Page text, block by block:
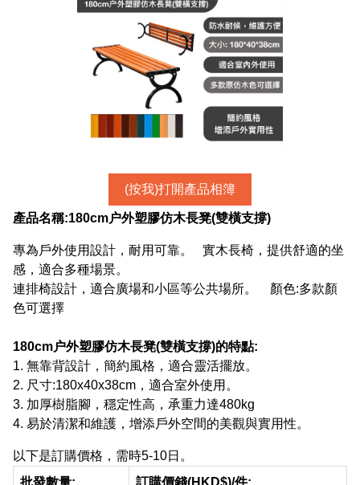
(按我)打開產品相簿
產品名稱:180cm户外塑膠仿木長凳(雙橫支撐)
專為戶外使用設計，耐用可靠。 實木長椅，提供舒適的坐
感，適合多種場景。
連排椅設計，適合廣場和小區等公共場所。 顏色:多款顏
色可選擇
180cm户外塑膠仿木長凳(雙橫支撐)的特點:
1. 無靠背設計，簡約風格，適合靈活擺放。
2. 尺寸:180x40x38cm，適合室外使用。
3. 加厚樹脂腳，穩定性高，承重力達480kg
4. 易於清潔和維護，增添戶外空間的美觀與實用性。
以下是訂購價格，需時5-10日。